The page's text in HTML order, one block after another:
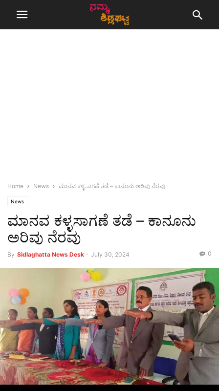
Home News ಮಾನವ ಕಳ್ಳಸಾಗಣೆ ತಡೆ – ಕಾನೂನು ಅರಿವು ನೆರವು
News
ಮಾನವ ಕಳ್ಳಸಾಗಣೆ ತಡೆ – ಕಾನೂನು
ಅರಿವು ನೆರವು
By Sidlaghatta News Desk - July 30, 2024 0